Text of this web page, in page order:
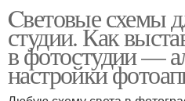
Базовые схемы
Схемы для студийной
Cветовые схемы
студии. Как
в фотостудии —
настройки